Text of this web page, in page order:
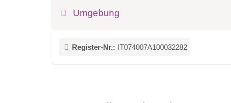
Umgebung
Register-Nr.: IT074007A100032282